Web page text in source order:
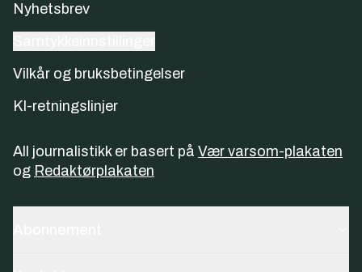
Nyhetsbrev
Vilkår og bruksbetingelser
KI-retningslinjer
All journalistikk er basert på Vær varsom-plakaten
og Redaktørplakaten